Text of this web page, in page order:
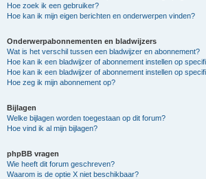
Hoe zoek ik een gebruiker?
Hoe kan ik mijn eigen berichten en onderwerpen vinden?
Onderwerpabonnementen en bladwijzers
Wat is het verschil tussen een bladwijzer en abonnement?
Hoe kan ik een bladwijzer of abonnement instellen op
Hoe kan ik een bladwijzer of abonnement instellen op
Hoe zeg ik mijn abonnement op?
Bijlagen
Welke bijlagen worden toegestaan op dit forum?
Hoe vind ik al mijn bijlagen?
phpBB vragen
Wie heeft dit forum geschreven?
Waarom is de optie X niet beschikbaar?